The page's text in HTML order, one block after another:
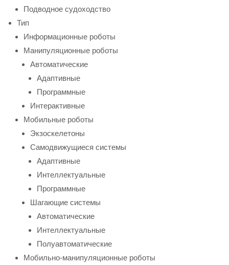
Подводное судоходство
Тип
Информационные роботы
Манипуляционные роботы
Автоматические
Адаптивные
Программные
Интерактивные
Мобильные роботы
Экзоскелетоны
Самодвижущиеся системы
Адаптивные
Интеллектуальные
Программные
Шагающие системы
Автоматические
Интеллектуальные
Полуавтоматические
Мобильно-манипуляционные роботы